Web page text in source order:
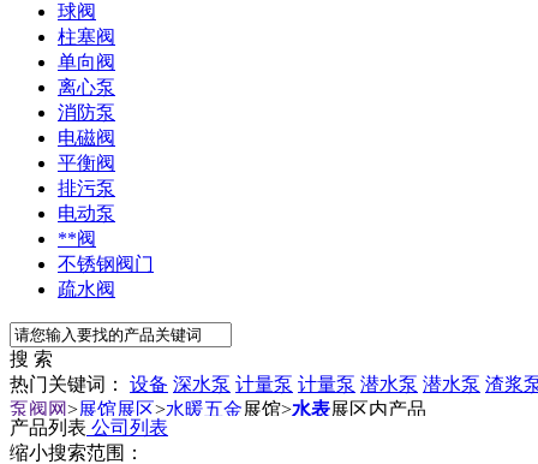
球阀
柱塞阀
单向阀
离心泵
消防泵
电磁阀
平衡阀
排污泵
电动泵
**阀
不锈钢阀门
疏水阀
搜 索
热门关键词： 设备 深水泵 计量泵 计量泵 潜水泵 潜水泵 渣浆
泵阀网>展馆展区>水暖五金展馆>水表展区内产品
产品列表 公司列表
缩小搜索范围：